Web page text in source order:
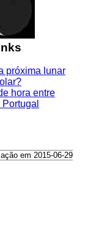
próxima lunar
hora entre
em 2015-06-29